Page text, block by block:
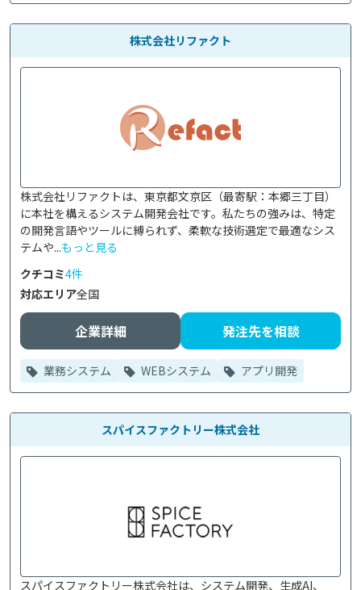
株式会社リファクト
株式会社リファクトは、東京都文京区（最寄駅：本郷三丁目）
に本社を構えるシステム開発会社です。私たちの強みは、特定
の開発言語やツールに縛られず、柔軟な技術選定で最適なシス
テムや...もっと見る
クチコミ4件
対応エリア全国
企業詳細 発注先を相談
業務システム WEBシステム アプリ開発
スパイスファクトリー株式会社
スパイスファクトリー株式会社は、システム開発、生成AI、